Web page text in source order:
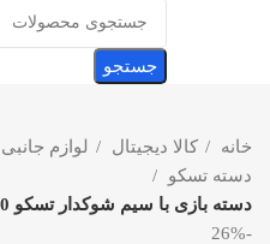
جستجو
خانه کالا دیجیتال لوازم جانبی
دسته تسکو
دسته بازی با سیم شوکدار تسکو TSCO GAMING PAD TG 120
-26%